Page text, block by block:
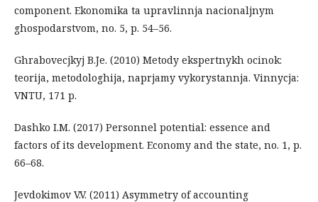
component. Ekonomika ta upravlinnja nacionaljnym
ghospodarstvom, no. 5, p. 54–56.
Ghrabovecjkyj B.Je. (2010) Metody ekspertnykh ocinok:
teorija, metodologhija, naprjamy vykorystannja. Vinnycja:
VNTU, 171 p.
Dashko I.M. (2017) Personnel potential: essence and
factors of its development. Economy and the state, no. 1, p.
66–68.
Jevdokimov V.V. (2011) Asymmetry of accounting